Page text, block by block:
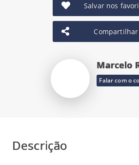
Salvar nos
Compartilhar
Marcelo
Falar com o
Descrição